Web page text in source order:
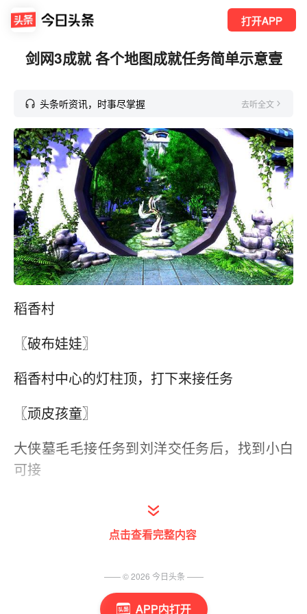
打开APP
APP内打开
剑网3成就 各个地图成就任务简单示意壹
头条听资讯，时事尽掌握 去听全文
稻香村
〖破布娃娃〗
稻香村中心的灯柱顶，打下来接任务
〖顽皮孩童〗
大侠墓毛毛接任务到刘洋交任务后，找到小白
可接
稻香村上方的竹林，有一座坟头，和坟前的阮
点击查看完整内容
—— ©2026 今日头条 ——